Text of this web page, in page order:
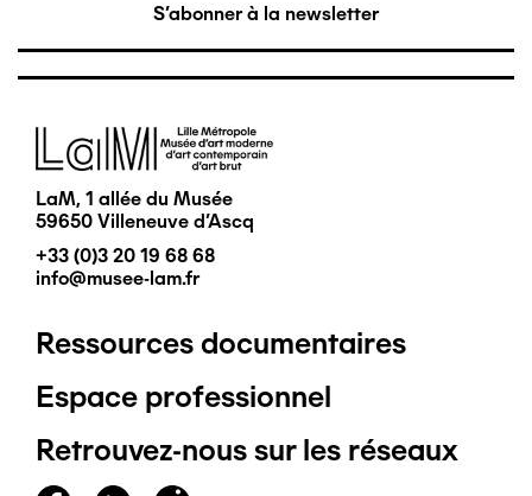
S'abonner à la newsletter
Image
LaM, 1 allée du Musée
59650 Villeneuve d'Ascq
+33 (0)3 20 19 68 68
info@musee-lam.fr
Pied
de
page
Ressources documentaires
Espace professionnel
Retrouvez-nous sur les réseaux